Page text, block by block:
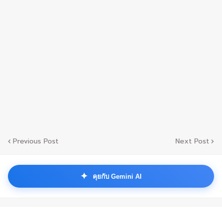
Previous Post Next Post
✦ คุยกับ Gemini AI